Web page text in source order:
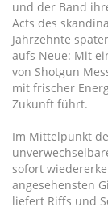
und der Band
Acts des
Jahrzehnte
aufs Neue: Mit
von Shotgun
mit frischer
Zukunft führt.
Im Mittelpunkt
sofort
angesehensten
liefert Riffs und